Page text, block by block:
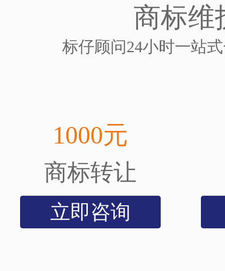
商标维
标仔顾问24小时一站
1000元
商标转让
立即咨询